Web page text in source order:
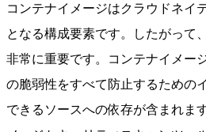
コンテナイメージはクラウドネイ
となる構成要素です。したがって
非常に重要です。コンテナイメー
の脆弱性をすべて防止するための
できるソースへの依存が含まれま